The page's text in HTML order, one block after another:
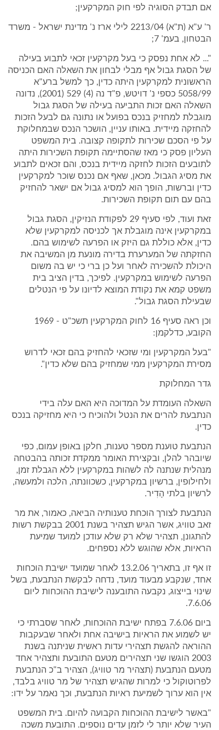
אם תבדק הסוגיה לפי חוק המקרקעין;
ר' ע"א (ת"א) 2213/04 לילי ארז נ' מדינת ישראל - משרד
הבטחון, בעמ' 7;
"... לא אחת נפסק כי בעל מקרקעין זכאי לתבוע בעילה
של הסגת גבול אף מבלי לבחון את השאלה האם הכניסה
הראשונית למקרקעין היתה כדין, כך למשל ברע"א
5058/99 כספי נ' דויטש, פ"ד נה (4) 529 (2001), נדונה
השאלה האם זכות התביעה בעילה של הסגת גבול
מוגבלת למחזיק בנכס בפועל או נתונה גם לבעל הזכות
להחזקה מיידית. באותו עניין, הושכר הנכס שבמחלוקת
על פי הסכם שכירות לתקופה קצובה. בית המשפט
העליון פסק כי מאז שהסתיימה תקופת השכירות היתה
לתובעים הזכות לחזקה מיידית בנכס, והם זכאים לתבוע
את מסיג הגבול. מכאן, שאף אם נכנס שוכר למקרקעין
כדין וברשות, הופך הוא למסיג גבול אם ישאר להחזיק
בהם עם תום תקופת השכירות.
זאת ועוד, לפי סעיף 29 לפקודת הנזיקין, הסגת גבול
במקרקעין אינה מוגבלת אך לכניסה למקרקעין שלא
כדין, אלא כוללת גם היזק או הפרעה לשימוש בהם.
החזקתה של המערערת בדירה מונעת מן המשיבה את
היכולת להשכירה לאחר ועל כן ברי כי יש בה משום
הפרעה לשימוש במקרקעין. לפיכך, בדין הציב בית
משפט קמא את נקודת המוצא לדיונו על פי הנטלים
שבעילת הסגת גבול".
וכן ראה סעיף 16 לחוק המקרקעין תשכ"ט - 1969
הקובע, כדלקמן:
"בעל המקרקעין ומי שזכאי להחזיק בהם זכאי לדרוש
מסירת המקרקעין ממי שמחזיק בהם שלא כדין".
גדר המחלוקת
השאלה העומדת על המדוכה היא האם עלה בידי
הנתבעת להרים את הנטל ולהוכיח כי היא מחזיקה בנכס
כדין.
הנתבעת טוענת מספר טענות, חלקן באופן עמום, כפי
שיובהר להלן, ובקצירת האומר ממקדת זכותה בהבטחה
מנהלית שנתנה לה לשהות במקרקעין ללא הגבלת זמן,
ולחילופין, ברשיון במקרקעין, כשכוונתה, הלכה ולמעשה,
לרשיון בלתי הָדִיר.
הנתבעת לצורך הוכחת טענותיה הביאה, כאמור, את מר
זאב טוויג, אשר הגיש תצהיר בשנת 2001 בבקשת רשות
להתגונן, תצהיר שלא רק שלא עודכן למועד שמיעת
הראיות, אלא שהוגש ללא נספחים.
זו אף זו, בתאריך 13.2.06 לאחר שמועד ישיבת הוכחות
אחד, שנקבע מבעוד מועד, נדחה לבקשת הנתבעת, בשל
שינוי בייצוג, נקבעה התובענה לישיבת ההוכחות ליום
7.6.06.
ביום 7.6.06 בפתח ישיבת ההוכחות, לאחר שסברתי כי
יש לשמוע את הראיות בישיבה אחת ולאחר שבעקבות
ההוראה להגשת תצהירי עדות ראשית שניתנה בשנת
2003 הוגשו שני תצהירים מטעם התובעת ותצהיר אחד
מטעם הנתבעת (תצהיר מר טוויג), הצהיר ב"כ הנתבעת
לפרוטוקול כי למרות שהגיש תצהיר של מר טוויג בלבד,
אין הוא ערוך לשמיעת ראיות הנתבעת, וכך נאמר על ידו:
"באשר לישיבת ההוכחות הקבועה להיום. בית המשפט
העיר שלא יותר לי לזמן עדים נוספים. התובעת משכה